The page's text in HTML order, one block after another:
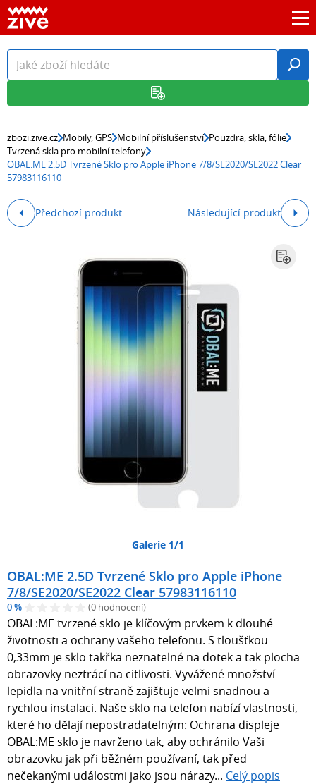
zbozi.zive.cz Mobily, GPS Mobilní příslušenství Pouzdra, skla, fólie
Tvrzená skla pro mobilní telefony
OBAL:ME 2.5D Tvrzené Sklo pro Apple iPhone 7/8/SE2020/SE2022 Clear
57983116110
Předchozí produkt Následující produkt
Galerie 1/1
OBAL:ME 2.5D Tvrzené Sklo pro Apple iPhone
7/8/SE2020/SE2022 Clear 57983116110
0 % (0 hodnocení)
OBAL:ME tvrzené sklo je klíčovým prvkem k dlouhé
životnosti a ochrany vašeho telefonu. S tloušťkou
0,33mm je sklo takřka neznatelné na dotek a tak plocha
obrazovky neztrácí na citlivosti. Vyvážené množství
lepidla na vnitřní straně zajišťuje velmi snadnou a
rychlou instalaci. Naše sklo na telefon nabízí vlastnosti,
které ho dělají nepostradatelným: Ochrana displeje
OBAL:ME sklo je navrženo tak, aby ochránilo Vaši
obrazovku jak při běžném používaní, tak před
nečekanými událostmi jako jsou nárazy... Celý popis